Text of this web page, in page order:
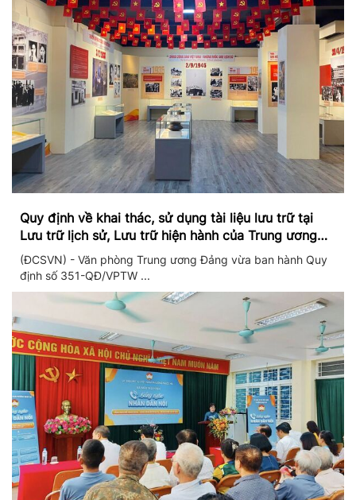
Quy định về khai thác, sử dụng tài liệu lưu trữ tại
Lưu trữ lịch sử, Lưu trữ hiện hành của Trung ương
Đảng và Văn phòng Trung ương Đảng
(ĐCSVN) - Văn phòng Trung ương Đảng vừa ban hành Quy
định số 351-QĐ/VPTW ...